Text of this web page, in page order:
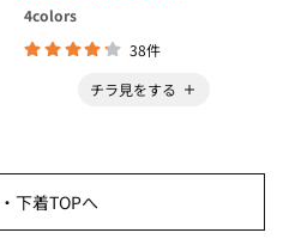
4colors
38件
チラ見をする
下着TOPへ